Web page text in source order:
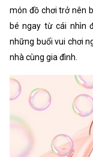
món đồ chơi trở nên
bé ngay từ cái nhìn
những buổi vui chơi
nhà cùng gia đình.